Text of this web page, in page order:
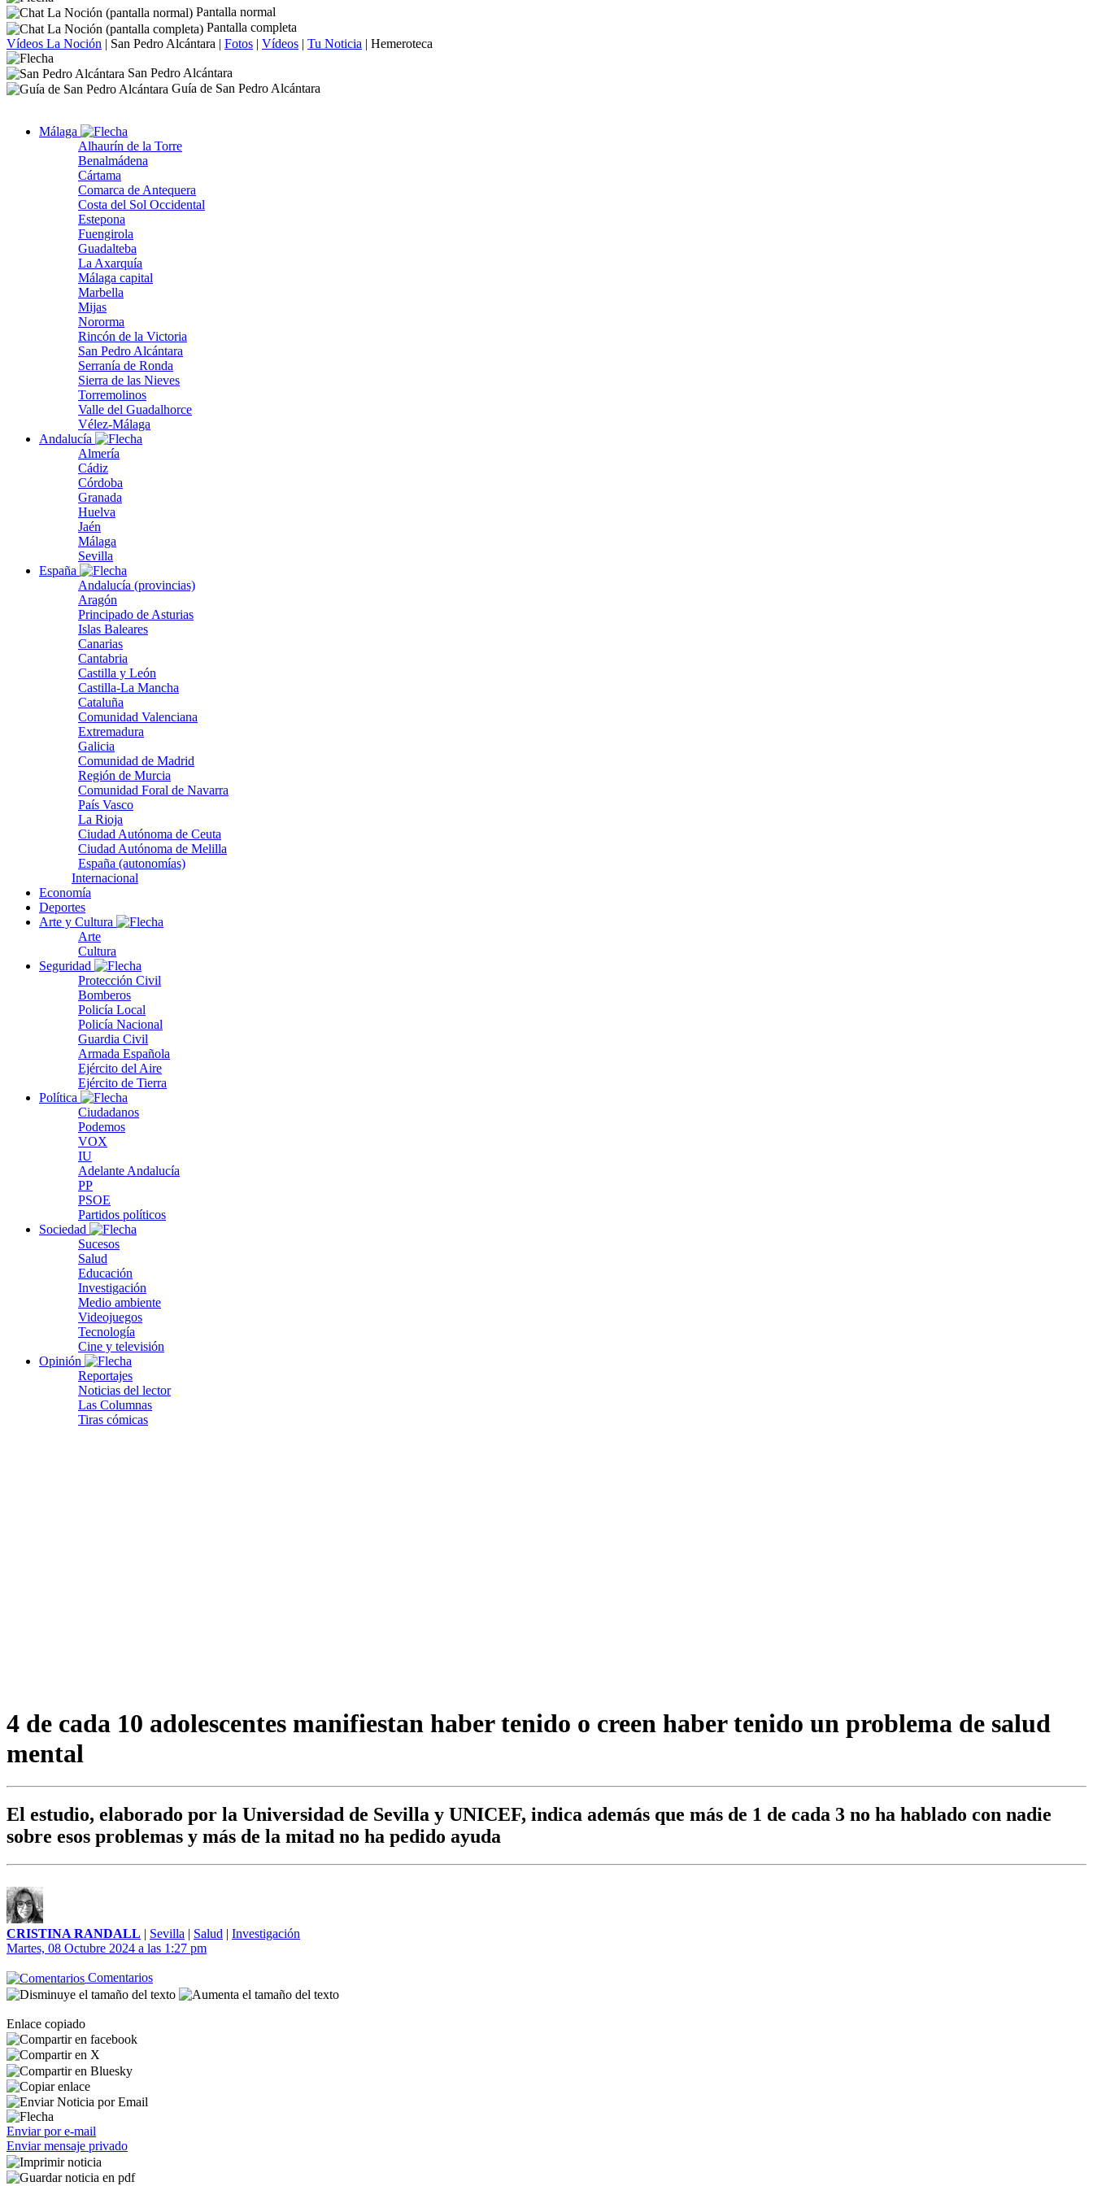
Pantalla normal
Pantalla completa
Vídeos La Noción | San Pedro Alcántara | Fotos | Vídeos | Tu Noticia | Hemeroteca
San Pedro Alcántara
Guía de San Pedro Alcántara
Málaga
Alhaurín de la Torre
Benalmádena
Cártama
Comarca de Antequera
Costa del Sol Occidental
Estepona
Fuengirola
Guadalteba
La Axarquía
Málaga capital
Marbella
Mijas
Nororma
Rincón de la Victoria
San Pedro Alcántara
Serranía de Ronda
Sierra de las Nieves
Torremolinos
Valle del Guadalhorce
Vélez-Málaga
Andalucía
Almería
Cádiz
Córdoba
Granada
Huelva
Jaén
Málaga
Sevilla
España
Andalucía (provincias)
Aragón
Principado de Asturias
Islas Baleares
Canarias
Cantabria
Castilla y León
Castilla-La Mancha
Cataluña
Comunidad Valenciana
Extremadura
Galicia
Comunidad de Madrid
Región de Murcia
Comunidad Foral de Navarra
País Vasco
La Rioja
Ciudad Autónoma de Ceuta
Ciudad Autónoma de Melilla
España (autonomías)
Internacional
Economía
Deportes
Arte y Cultura
Arte
Cultura
Seguridad
Protección Civil
Bomberos
Policía Local
Policía Nacional
Guardia Civil
Armada Española
Ejército del Aire
Ejército de Tierra
Política
Ciudadanos
Podemos
VOX
IU
Adelante Andalucía
PP
PSOE
Partidos políticos
Sociedad
Sucesos
Salud
Educación
Investigación
Medio ambiente
Videojuegos
Tecnología
Cine y televisión
Opinión
Reportajes
Noticias del lector
Las Columnas
Tiras cómicas
4 de cada 10 adolescentes manifiestan haber tenido o creen haber tenido un problema de salud
mental
El estudio, elaborado por la Universidad de Sevilla y UNICEF, indica además que más de 1 de cada 3 no ha hablado con nadie
sobre esos problemas y más de la mitad no ha pedido ayuda
CRISTINA RANDALL | Sevilla | Salud | Investigación
Martes, 08 Octubre 2024 a las 1:27 pm
Comentarios
Enlace copiado
Enviar por e-mail
Enviar mensaje privado